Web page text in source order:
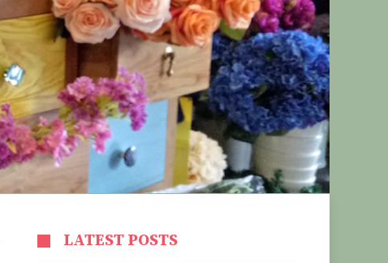
LATEST POSTS